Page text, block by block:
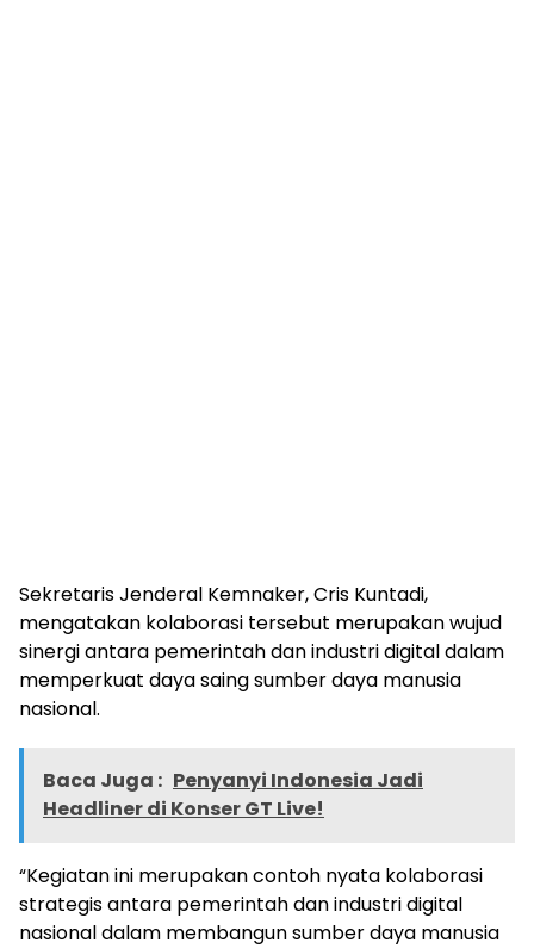
Sekretaris Jenderal Kemnaker, Cris Kuntadi,
mengatakan kolaborasi tersebut merupakan wujud
sinergi antara pemerintah dan industri digital dalam
memperkuat daya saing sumber daya manusia
nasional.
Baca Juga : Penyanyi Indonesia Jadi
Headliner di Konser GT Live!
“Kegiatan ini merupakan contoh nyata kolaborasi
strategis antara pemerintah dan industri digital
nasional dalam membangun sumber daya manusia